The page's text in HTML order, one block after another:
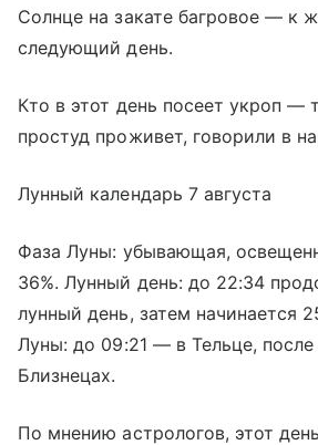
Солнце на закате багровое — к
следующий день.
Кто в этот день посеет укроп —
простуд проживет, говорили в
Лунный календарь 7 августа
Фаза Луны: убывающая,
36%. Лунный день: до 22:34
лунный день, затем начинается
Луны: до 09:21 — в Тельце,
Близнецах.
По мнению астрологов, этот